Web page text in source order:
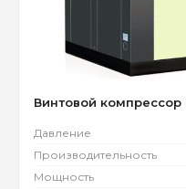
Винтовой компрессор
Давление
Производительность
Мощность